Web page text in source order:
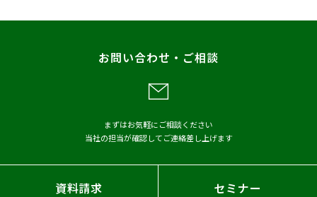
Windows Server 2016 EOS対応ソリューション
マルチクラウド統合管理 Azure Arc導入支援
『丸ごとPaaS化』移行支援サービス
お問い合わせ・ご相談
まずはお気軽にご相談ください
当社の担当が確認してご連絡差し上げます
資料請求 セミナー